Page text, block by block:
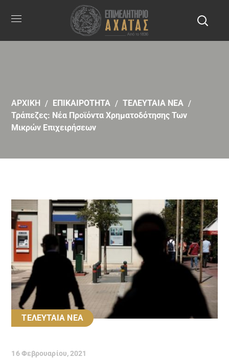
ΑΡΧΙΚΗ ΕΠΙΚΑΙΡΟΤΗΤΑ
ΤΕΛΕΥΤΑΙΑ ΝΕΑ
Τράπεζες: Νέα Προϊόντα Χρηματοδότησης Των
Μικρών Επιχειρήσεων
ΤΕΛΕΥΤΑΙΑ ΝΕΑ
16 Φεβρουαρίου, 2021